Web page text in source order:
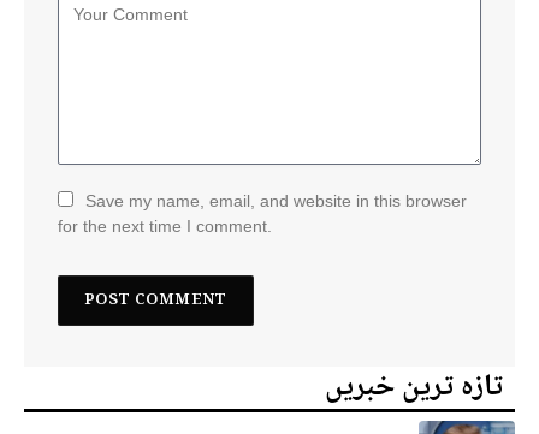
Save my name, email, and website in this browser
for the next time I comment.
تازہ ترین خبریں